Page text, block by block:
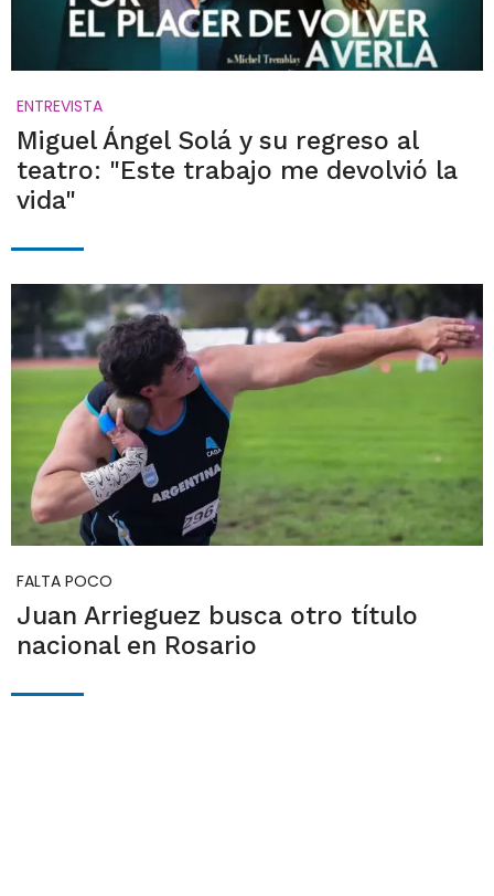
ENTREVISTA
Miguel Ángel Solá y su regreso al
teatro: "Este trabajo me devolvió la
vida"
FALTA POCO
Juan Arrieguez busca otro título
nacional en Rosario